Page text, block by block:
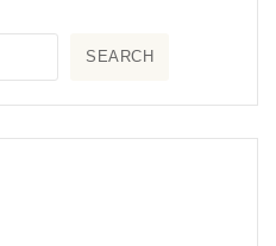
SEARCH